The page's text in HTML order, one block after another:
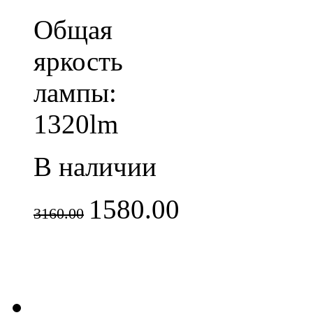
Общая
яркость
лампы:
1320lm
В наличии
3160.00 1580.00